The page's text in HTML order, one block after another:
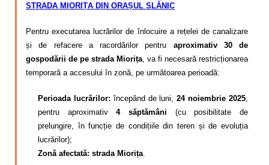
STRADA MIORIȚA DIN ORAȘUL SLĂNIC
Pentru executarea lucrărilor de înlocuire a rețelei de canalizare
și de refacere a racordărilor pentru aproximativ 30 de
gospodării de pe strada Miorița, va fi necesară restricționarea
temporară a accesului în zonă, pe următoarea perioadă:
Perioada lucrărilor: începând de luni,24 noiembrie 2025,
pentru aproximativ4 săptămâni (cu posibilitate de
prelungire, în funcție de condițiile din teren și de evoluția
lucrărilor);
Zonă afectată: strada Miorița.